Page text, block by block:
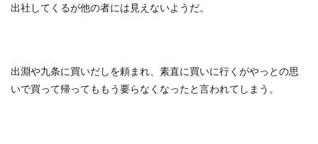
出社してくるが他の者には見えないようだ。
出淵や九条に買いだしを頼まれ、素直に買いに行くがやっとの思
いで買って帰ってももう要らなくなったと言われてしまう。